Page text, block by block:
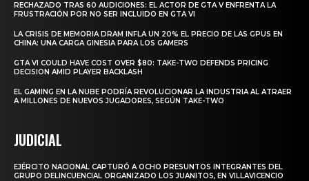
RECHAZADO TRAS 60 AUDICIONES: EL ACTOR DE GTA V ENFRENTA LA
FRUSTRACIÓN POR NO SER INCLUIDO EN GTA VI
LA CRISIS DE MEMORIA DRAM INFLA UN 20% EL PRECIO DE LAS GPUS EN
CHINA: UNA CARGA GINESIA PARA LOS GAMERS
GTA VI COULD HAVE COST OVER $80: TAKE-TWO DEFENDS PRICING
DECISION AMID PLAYER BACKLASH
EL GAMING EN LA NUBE PODRÍA REVOLUCIONAR LA INDUSTRIA AL ATRAER
A MILLONES DE NUEVOS JUGADORES, SEGÚN TAKE-TWO
JUDICIAL
EJÉRCITO NACIONAL CAPTURÓ A OCHO PRESUNTOS INTEGRANTES DEL
GRUPO DELINCUENCIAL ORGANIZADO LOS JUANITOS, EN VILLAVICENCIO